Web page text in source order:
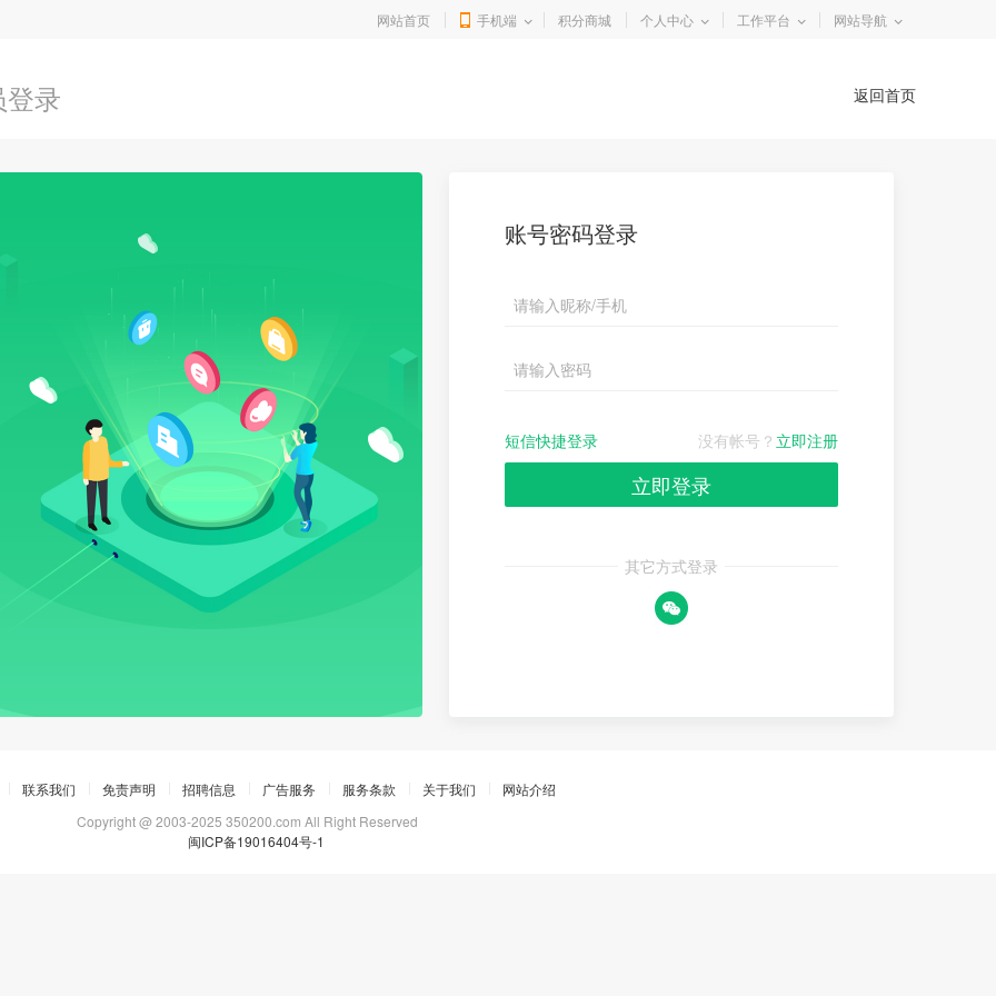
网站首页 手机端 积分商城 个人中心 工作平台 网站导航
返回首页
录
账号密码登录
没有帐号？ 立即注册
短信快捷登录
立即登录
其它方式登录
联系我们 免责声明 招聘信息 广告服务 服务条款 关于我们
网站介绍
Copyright @ 2003-2025 350200.com All Right Reserved
闽ICP备19016404号-1